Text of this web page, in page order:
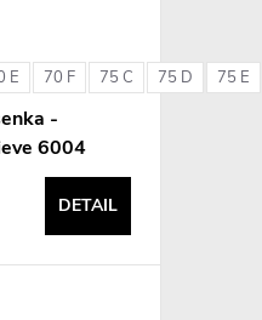
E 70 F 75 C 75 D 75 E
-
6004
DETAIL